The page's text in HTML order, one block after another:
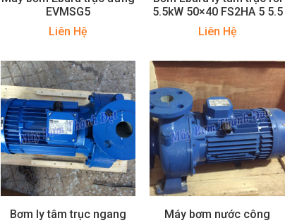
EVMSG5
Liên Hệ
5.5kW 50×40 FS2HA 5 5.5
Liên Hệ
Bơm ly tâm trục ngang
Máy bơm nước công